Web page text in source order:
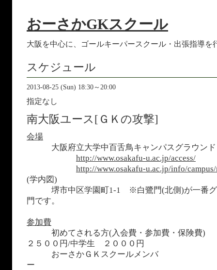
おーさかGKスクール
大阪を中心に、ゴールキーパースクール・出張指導を
スケジュール
2013-08-25 (Sun) 18:30～20:00
指定なし
南大阪ユース[ＧＫの攻撃]
会場
大阪府立大学中百舌鳥キャンパスグラウン
http://www.osakafu-u.ac.jp/access/
http://www.osakafu-u.ac.jp/info/
(学内図)
堺市中区学園町1-1 ※白鷺門(北側)が一番グ
門です。
参加費
初めてされる方(入会費・参加費・保
２５００円/中学生 ２０００円
おーさかＧＫスクールメンバ